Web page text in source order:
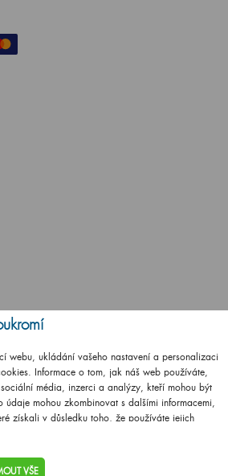
Dřevojas v. d.,
webu, ukládání vašeho nastavení a personalizaci
Informace o tom, jak náš web používáte,
média, inzerci a analýzy, kteří mohou být
údaje mohou zkombinovat s dalšími informacemi,
získali v důsledku toho, že používáte jejich
VŠE